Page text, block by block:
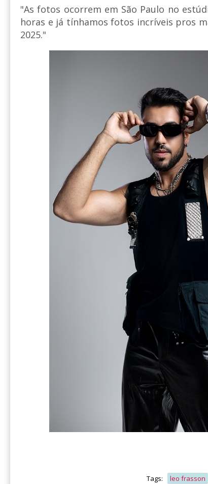
"As fotos ocorrem em São Paulo no
horas e já tínhamos fotos incríveis pros
2025."
Tags: leo frasson